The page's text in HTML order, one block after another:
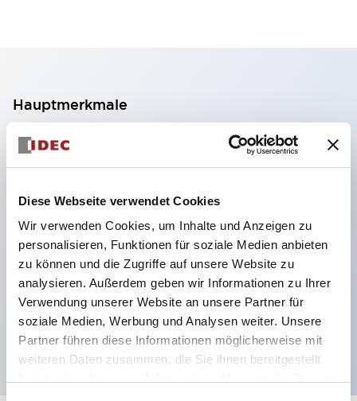
Diese Webseite verwendet Cookies
Wir verwenden Cookies, um Inhalte und Anzeigen zu
personalisieren, Funktionen für soziale Medien anbieten
zu können und die Zugriffe auf unsere Website zu
analysieren. Außerdem geben wir Informationen zu Ihrer
Verwendung unserer Website an unsere Partner für
soziale Medien, Werbung und Analysen weiter. Unsere
Partner führen diese Informationen möglicherweise mit
weiteren Daten zusammen, die Sie ihnen bereitgestellt
Hauptmerkmale
2-Kontakt-Block mit 2 Stufen, ermöglicht eine 4-
Kontakt-Konfiguration (Gewährleistung der
Isolierung zwischen den 2 Kontakten).
59,9 mm (※ 22-stufiger Kontaktblock).
Platzsparendes Design möglich.
Sicherheitsstruktur der 3. Generation: 2-Aktions-
Freisetzung, integrierter Schutz, IP20-
Fingerschutzstruktur